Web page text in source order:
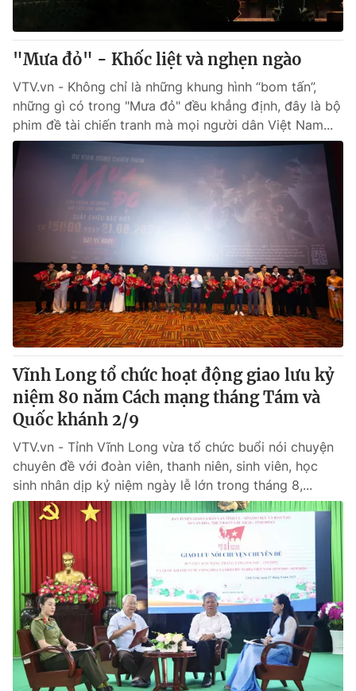
"Mưa đỏ" - Khốc liệt và nghẹn ngào
VTV.vn - Không chỉ là những khung hình “bom tấn”,
những gì có trong "Mưa đỏ" đều khẳng định, đây là bộ
phim đề tài chiến tranh mà mọi người dân Việt Nam...
Vĩnh Long tổ chức hoạt động giao lưu kỷ
niệm 80 năm Cách mạng tháng Tám và
Quốc khánh 2/9
VTV.vn - Tỉnh Vĩnh Long vừa tổ chức buổi nói chuyện
chuyên đề với đoàn viên, thanh niên, sinh viên, học
sinh nhân dịp kỷ niệm ngày lễ lớn trong tháng 8,...